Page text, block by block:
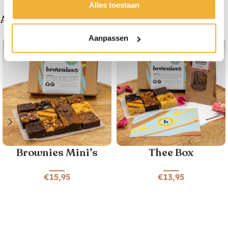
Alles toestaan
Aanpassen
Andere suggesties
Brownies Mini’s
€15,95
Bestseller
Thee Box
€13,95